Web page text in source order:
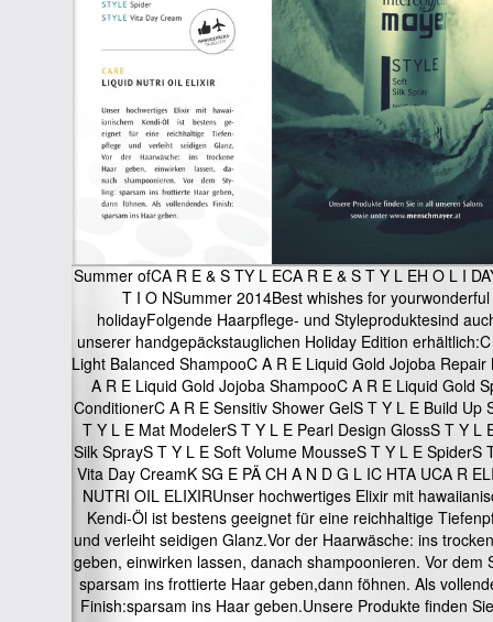
Summer ofCA R E & S TY L ECA R E & S T Y L EH O L I
T I O NSummer 2014Best whishes for yourwonderful
holidayFolgende Haarpflege- und Styleproduktesind
unserer handgepäckstauglichen Holiday Edition
Light Balanced ShampooC A R E Liquid Gold Jojoba Repair
A R E Liquid Gold Jojoba ShampooC A R E Liquid Gold
ConditionerC A R E Sensitiv Shower GelS T Y L E Build Up
T Y L E Mat ModelerS T Y L E Pearl Design GlossS T Y L
Silk SprayS T Y L E Soft Volume MousseS T Y L E SpiderS
Vita Day CreamK SG E PÄ CH A N D G L IC HTA UCA R
NUTRI OIL ELIXIRUnser hochwertiges Elixir mit
Kendi-Öl ist bestens geeignet für eine reichhaltige
und verleiht seidigen Glanz.Vor der Haarwäsche: ins
geben, einwirken lassen, danach shampoonieren. Vor dem
sparsam ins frottierte Haar geben,dann föhnen. Als
Finish:sparsam ins Haar geben.Unsere Produkte finden